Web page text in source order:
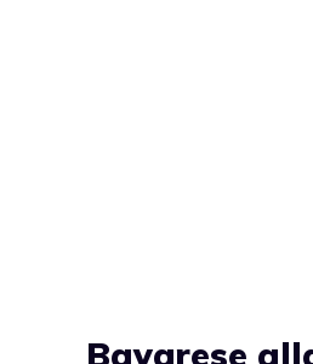
Bavarese